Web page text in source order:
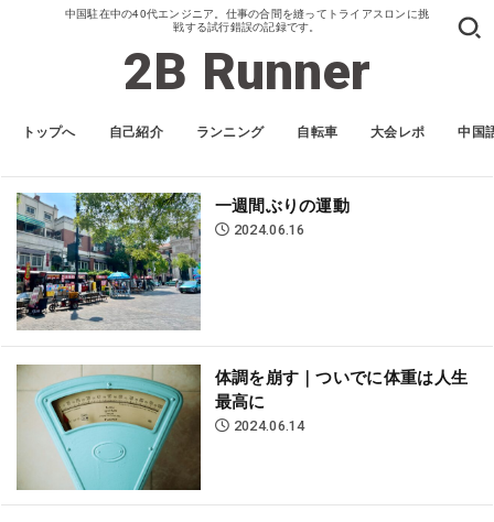
中国駐在中の40代エンジニア。仕事の合間を縫ってトライアスロンに挑
戦する試行錯誤の記録です。
2B Runner
トップへ 自己紹介 ランニング 自転車 大会レポ 中国
一週間ぶりの運動
2024.06.16
体調を崩す｜ついでに体重は人生
最高に
2024.06.14